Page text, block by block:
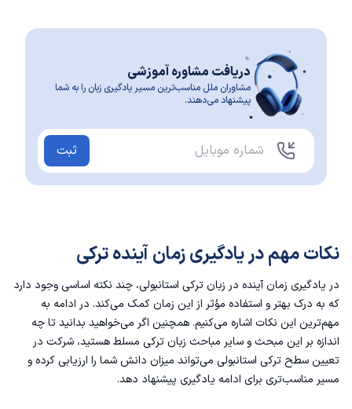
دریافت مشاوره آموزشی
مشاوران ملل مناسب‌ترین مسیر یادگیری زبان را به شما
پیشنهاد می‌دهند.
ثبت
نکات مهم در یادگیری زمان آینده ترکی
در یادگیری زمان آینده در زبان ترکی استانبولی، چند نکته اساسی وجود دارد
که به درک بهتر و استفاده مؤثر از این زمان کمک می‌کند. در ادامه به
مهم‌ترین این نکات اشاره می‌کنیم. همچنین اگر می‌خواهید بدانید تا چه
اندازه بر این مبحث و سایر مباحث زبان ترکی مسلط هستید، شرکت در
تعیین سطح ترکی استانبولی می‌تواند میزان دانش شما را ارزیابی کرده و
مسیر مناسب‌تری برای ادامه یادگیری پیشنهاد دهد.